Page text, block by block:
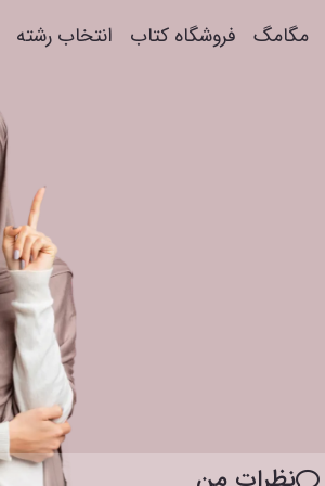
مگامگ فروشگاه کتاب انتخاب رشته